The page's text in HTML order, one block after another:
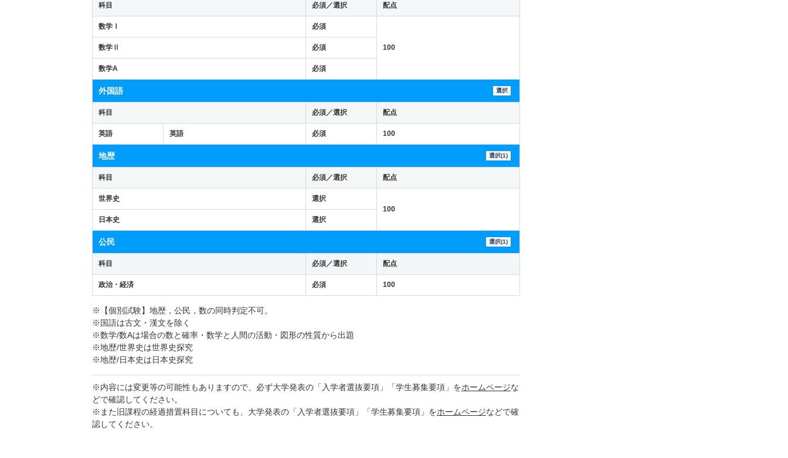
科目 必須／選択 配点
数学Ⅰ 必須
100
数学Ⅱ 必須
数学A 必須
外国語 選択
科目 必須／選択 配点
英語 英語 必須 100
地歴 選択(1)
科目 必須／選択 配点
世界史
選択
100
日本史
選択
公民 選択(1)
科目 必須／選択 配点
政治・経済 必須 100
※【個別試験】地歴，公民，数の同時判定不可。
※国語は古文・漢文を除く
※数学/数Aは場合の数と確率・数学と人間の活動・図形の性質から出題
※地歴/世界史は世界史探究
※地歴/日本史は日本史探究
※内容には変更等の可能性もありますので、必ず大学発表の「入学者選抜要項」「学生募集要項」をホームページな
どで確認してください。
※また旧課程の経過措置科目についても、大学発表の「入学者選抜要項」「学生募集要項」をホームページなどで確
認してください。